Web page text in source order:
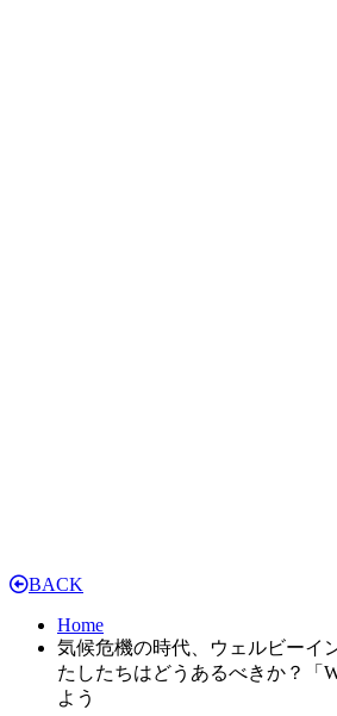
BACK
Home
気候危機の時代、ウェルビーイ
たしたちはどうあるべきか？「
よう